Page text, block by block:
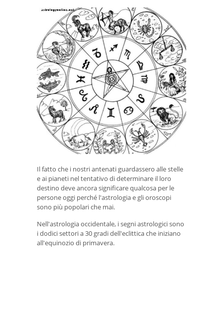
Il fatto che i nostri antenati guardassero alle stelle
e ai pianeti nel tentativo di determinare il loro
destino deve ancora significare qualcosa per le
persone oggi perché l'astrologia e gli oroscopi
sono più popolari che mai.
Nell'astrologia occidentale, i segni astrologici sono
i dodici settori a 30 gradi dell'eclittica che iniziano
all'equinozio di primavera.